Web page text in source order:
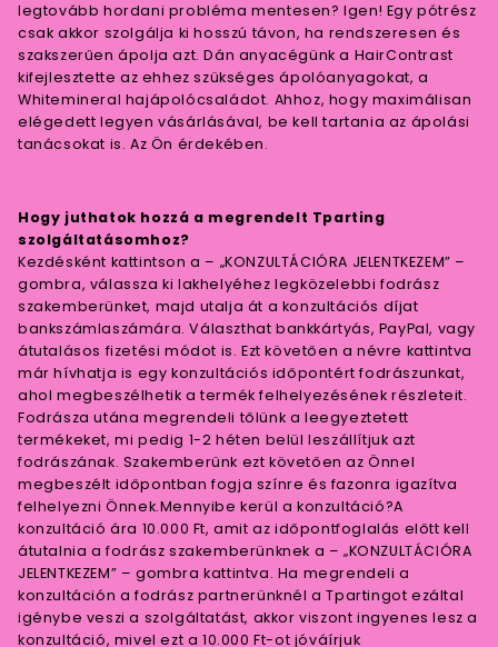
legtovább hordani probléma mentesen? Igen! Egy pótrész
csak akkor szolgálja ki hosszú távon, ha rendszeresen és
szakszerűen ápolja azt. Dán anyacégünk a HairContrast
kifejlesztette az ehhez szükséges ápolóanyagokat, a
Whitemineral hajápolócsaládot. Ahhoz, hogy maximálisan
elégedett legyen vásárlásával, be kell tartania az ápolási
tanácsokat is. Az Ön érdekében.
Hogy juthatok hozzá a megrendelt Tparting
szolgáltatásomhoz?
Kezdésként kattintson a – „KONZULTÁCIÓRA JELENTKEZEM” –
gombra, válassza ki lakhelyéhez legközelebbi fodrász
szakemberünket, majd utalja át a konzultációs díjat
bankszámlaszámára. Választhat bankkártyás, PayPal, vagy
átutalásos fizetési módot is. Ezt követően a névre kattintva
már hívhatja is egy konzultációs időpontért fodrászunkat,
ahol megbeszélhetik a termék felhelyezésének részleteit.
Fodrásza utána megrendeli tőlünk a leegyeztetett
termékeket, mi pedig 1-2 héten belül leszállítjuk azt
fodrászának. Szakemberünk ezt követően az Önnel
megbeszélt időpontban fogja színre és fazonra igazítva
felhelyezni Önnek.Mennyibe kerül a konzultáció?A
konzultáció ára 10.000 Ft, amit az időpontfoglalás előtt kell
átutalnia a fodrász szakemberünknek a – „KONZULTÁCIÓRA
JELENTKEZEM” – gombra kattintva. Ha megrendeli a
konzultáción a fodrász partnerünknél a Tpartingot ezáltal
igénybe veszi a szolgáltatást, akkor viszont ingyenes lesz a
konzultáció, mivel ezt a 10.000 Ft-ot jóváírjuk